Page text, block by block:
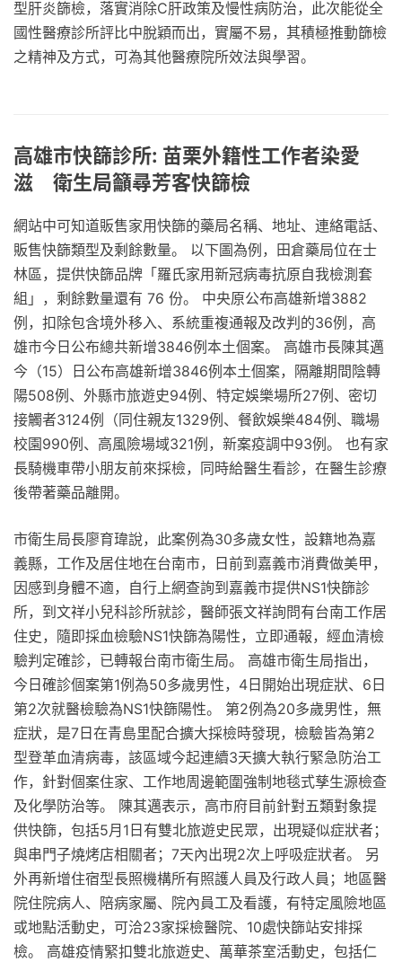
型肝炎篩檢，落實消除C肝政策及慢性病防治，此次能從全
國性醫療診所評比中脫穎而出，實屬不易，其積極推動篩檢
之精神及方式，可為其他醫療院所效法與學習。
高雄市快篩診所: 苗栗外籍性工作者染愛
滋 衛生局籲尋芳客快篩檢
網站中可知道販售家用快篩的藥局名稱、地址、連絡電話、
販售快篩類型及剩餘數量。 以下圖為例，田倉藥局位在士
林區，提供快篩品牌「羅氏家用新冠病毒抗原自我檢測套
組」，剩餘數量還有 76 份。 中央原公布高雄新增3882
例，扣除包含境外移入、系統重複通報及改判的36例，高
雄市今日公布總共新增3846例本土個案。 高雄市長陳其邁
今（15）日公布高雄新增3846例本土個案，隔離期間陰轉
陽508例、外縣市旅遊史94例、特定娛樂場所27例、密切
接觸者3124例（同住親友1329例、餐飲娛樂484例、職場
校園990例、高風險場域321例，新案疫調中93例。 也有家
長騎機車帶小朋友前來採檢，同時給醫生看診，在醫生診療
後帶著藥品離開。
市衛生局長廖育瑋說，此案例為30多歲女性，設籍地為嘉
義縣，工作及居住地在台南市，日前到嘉義市消費做美甲，
因感到身體不適，自行上網查詢到嘉義市提供NS1快篩診
所，到文祥小兒科診所就診，醫師張文祥詢問有台南工作居
住史，隨即採血檢驗NS1快篩為陽性，立即通報，經血清檢
驗判定確診，已轉報台南市衛生局。 高雄市衛生局指出，
今日確診個案第1例為50多歲男性，4日開始出現症狀、6日
第2次就醫檢驗為NS1快篩陽性。 第2例為20多歲男性，無
症狀，是7日在青島里配合擴大採檢時發現，檢驗皆為第2
型登革血清病毒，該區域今起連續3天擴大執行緊急防治工
作，針對個案住家、工作地周邊範圍強制地毯式孳生源檢查
及化學防治等。 陳其邁表示，高市府目前針對五類對象提
供快篩，包括5月1日有雙北旅遊史民眾，出現疑似症狀者；
與串門子燒烤店相關者；7天內出現2次上呼吸症狀者。 另
外再新增住宿型長照機構所有照護人員及行政人員；地區醫
院住院病人、陪病家屬、院內員工及看護，有特定風險地區
或地點活動史，可洽23家採檢醫院、10處快篩站安排採
檢。 高雄疫情緊扣雙北旅遊史、萬華茶室活動史，包括仁